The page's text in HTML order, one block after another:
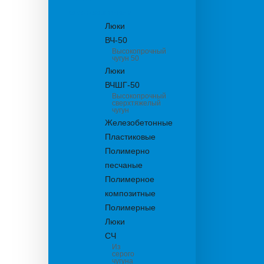
Люки
ВЧ-50
Высокопрочный
чугун 50
Люки
ВЧШГ-50
Высокопрочный
сверхтяжелый
чугун
Железобетонные
Пластиковые
Полимерно
песчаные
Полимерное
композитные
Полимерные
Люки
СЧ
Из
серого
чугуна